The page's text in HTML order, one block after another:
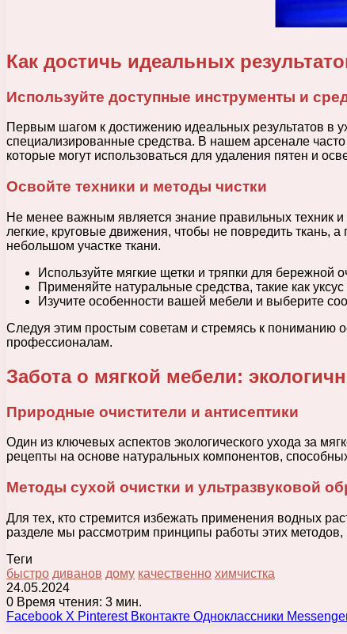
Как достичь идеальных
Используйте доступные инструменты и
Первым шагом к достижению идеальных результатов в
специализированные средства. В нашем арсенале
которые могут использоваться для удаления пятен и
Освойте техники и методы чистки
Не менее важным является знание правильных техник и
легкие, круговые движения, чтобы не повредить ткань,
небольшом участке ткани.
Используйте мягкие щетки и тряпки для бережной
Применяйте натуральные средства, такие как
Изучите особенности вашей мебели и выберите
Следуя этим простым советам и стремясь к пониманию
профессионалам.
Забота о мягкой мебели:
Природные очистители и антисептики
Один из ключевых аспектов экологического ухода за
рецепты на основе натуральных компонентов,
Методы сухой очистки и ультразвуковой
Для тех, кто стремится избежать применения водных
разделе мы рассмотрим принципы работы этих
Теги
быстро диванов дому качественно химчистка
24.05.2024
0 Время чтения: 3 мин.
Facebook X Pinterest Вконтакте Одноклассники